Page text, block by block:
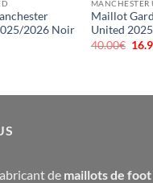
2026 Noir
MANCHESTER
Maillot
United
40.00€ Le
de maillots de foot